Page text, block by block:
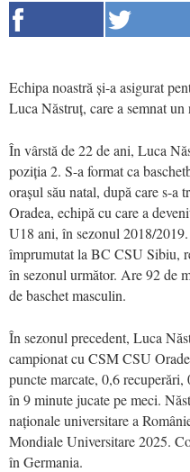
Echipa noastră și-a asigurat
Luca Năstruț, care a semnat un
În vârstă de 22 de ani, Luca
poziția 2. S-a format ca
orașul său natal, după care s-
Oradea, echipă cu care a
U18 ani, în sezonul 2018/
împrumutat la BC CSU Sibiu,
în sezonul următor. Are 92 de
de baschet masculin.
În sezonul precedent, Luca
campionat cu CSM CSU
puncte marcate, 0,6
în 9 minute jucate pe meci.
naționale universitare a
Mondiale Universitare 2025.
în Germania.